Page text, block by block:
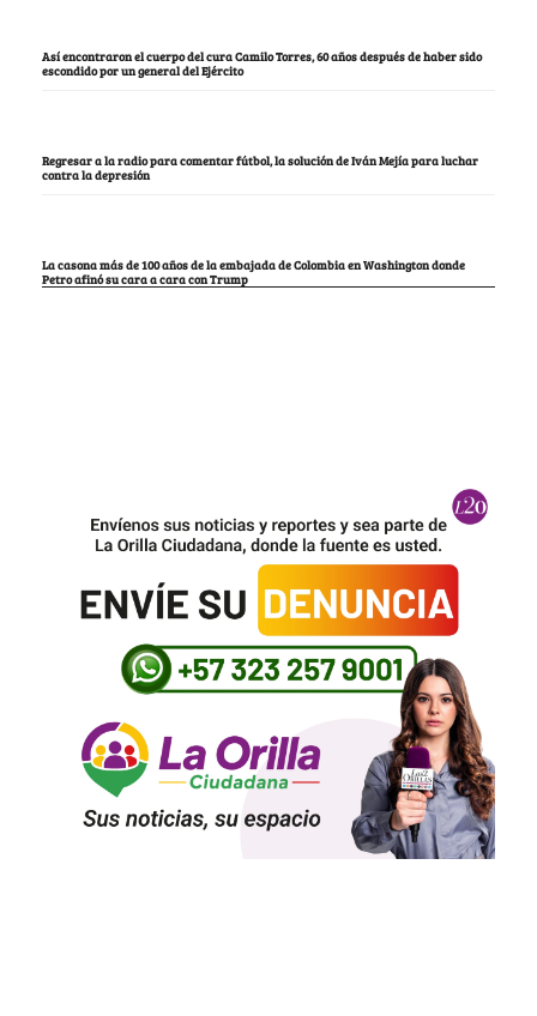
Así encontraron el cuerpo del cura Camilo Torres, 60 años después de haber sido
escondido por un general del Ejército
Regresar a la radio para comentar fútbol, la solución de Iván Mejía para luchar
contra la depresión
La casona más de 100 años de la embajada de Colombia en Washington donde
Petro afinó su cara a cara con Trump